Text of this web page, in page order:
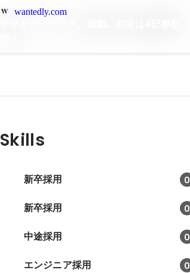
wantedly.com
Skills
新卒採用 0
新卒採用 0
中途採用 0
エンジニア採用 0